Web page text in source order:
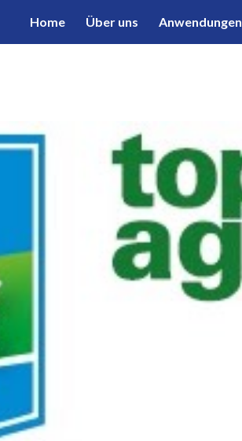
to main content
Home Über uns Anwendungen